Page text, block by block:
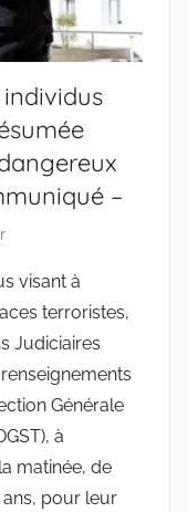
–
visant à
terroristes,
Judiciaires
Générale
à
matinée, de
ans, pour leur